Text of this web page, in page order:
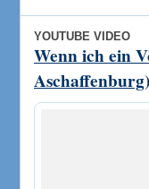
YOUTUBE VIDEO
Wenn ich ein
Aschaffenburg)